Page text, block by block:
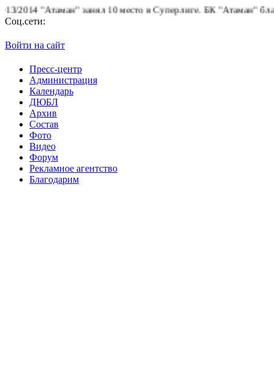
"Атаман" занял 10 место в Суперлиге.БК "Атаман"
Соц.сети:
Войти на сайт
Пресс-центр
Администрация
Календарь
ДЮБЛ
Архив
Состав
Фото
Видео
Форум
Рекламное агентство
Благодарим